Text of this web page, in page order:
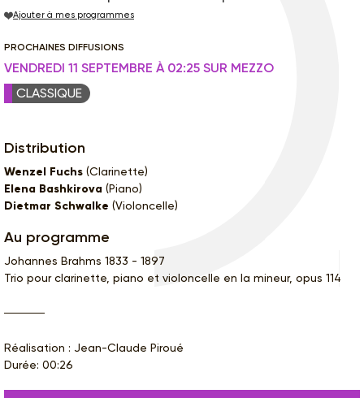
Ajouter à mes programmes
PROCHAINES DIFFUSIONS
VENDREDI 11 SEPTEMBRE À 02:25 SUR MEZZO
CLASSIQUE
Distribution
Wenzel Fuchs (Clarinette)
Elena Bashkirova (Piano)
Dietmar Schwalke (Violoncelle)
Au programme
Johannes Brahms 1833 - 1897
Trio pour clarinette, piano et violoncelle en la mineur, opus 114
Réalisation : Jean-Claude Piroué
Durée: 00:26